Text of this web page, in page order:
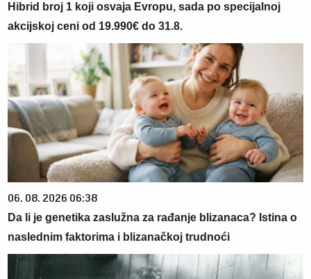
Hibrid broj 1 koji osvaja Evropu, sada po specijalnoj
akcijskoj ceni od 19.990€ do 31.8.
06. 08. 2026 06:38
Da li je genetika zaslužna za rađanje blizanaca? Istina o
naslednim faktorima i blizanačkoj trudnoći